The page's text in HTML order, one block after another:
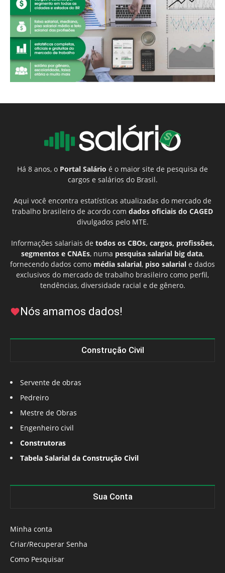
Há 8 anos, o Portal Salário é o maior site de pesquisa de
cargos e salários do Brasil.
Aqui você encontra estatísticas atualizadas do mercado de
trabalho brasileiro de acordo com dados oficiais do CAGED
divulgados pelo MTE.
Informações salariais de todos os CBOs, cargos, profissões,
segmentos e CNAEs, numa pesquisa salarial big data,
fornecendo dados como média salarial, piso salarial e dados
exclusivos do mercado de trabalho brasileiro como perfil,
tendências, diversidade racial e de gênero.
Nós amamos dados!
Construção Civil
Servente de obras
Pedreiro
Mestre de Obras
Engenheiro civil
Construtoras
Tabela Salarial da Construção Civil
Sua Conta
Minha conta
Criar/Recuperar Senha
Como Pesquisar